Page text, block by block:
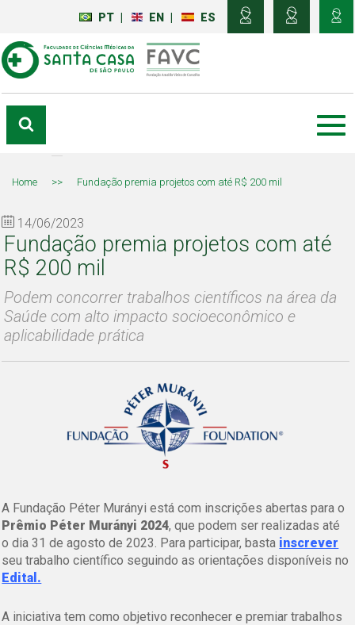
PT EN ES
Home >> Fundação premia projetos com até R$ 200 mil
14/06/2023
Fundação premia projetos com até
R$ 200 mil
Podem concorrer trabalhos científicos na área da
Saúde com alto impacto socioeconômico e
aplicabilidade prática
A Fundação Péter Murányi está com inscrições abertas para o
Prêmio Péter Murányi 2024, que podem ser realizadas até
o dia 31 de agosto de 2023. Para participar, basta inscrever
seu trabalho científico seguindo as orientações disponíveis no
Edital.
A iniciativa tem como objetivo reconhecer e premiar trabalhos